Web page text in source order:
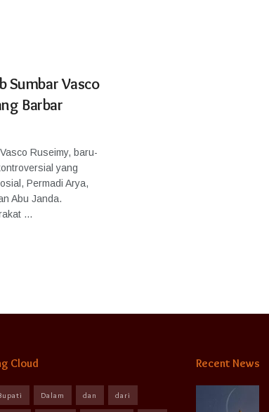
Sumbar Vasco
Barbar
Ruseimy, baru-
yang
Permadi Arya,
Abu Janda.
...
Cloud
Dalam dan dari
Recent News